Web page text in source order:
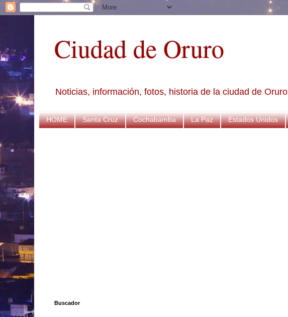
Ciudad de Oruro
Noticias, información, fotos, historia de la ciudad de Oruro
HOME Santa Cruz Cochabamba La Paz Estados Unidos
Buscador